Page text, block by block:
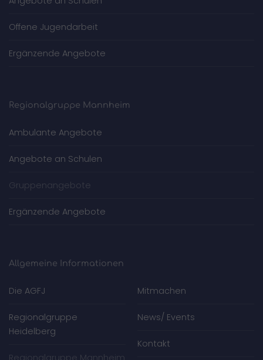
Offene Jugendarbeit
Ergänzende Angebote
Regionalgruppe Mannheim
Ambulante Angebote
Angebote an Schulen
Gruppenangebote
Ergänzende Angebote
Allgemeine Informationen
Die AGFJ
Regionalgruppe
Heidelberg
Regionalgruppe Mannheim
Mitmachen
News/ Events
Kontakt